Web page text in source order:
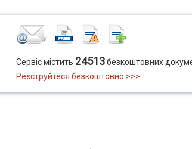
Сервіс містить 24513безкоштовних
Реєструйтеся безкоштовно >>>